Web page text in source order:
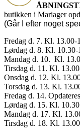
butikken i Mariager
(Går I efter noget
Fredag d. 7. Kl. 13.00-
Lørdag d. 8. Kl. 10.30-
Mandag d. 10. Kl.
Tirsdag d. 11. Kl.
Onsdag d. 12. Kl.
Torsdag d. 13. Kl.
Fredag d. 14. Opdateres
Lørdag d. 15. Kl.
Mandag d. 17. Kl.
Tirsdag d. 18. Kl.